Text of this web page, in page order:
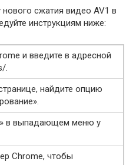
сжатия видео AV1 в
инструкциям ниже:
и введите в адресной
.
найдите опцию
в выпадающем меню у
Chrome, чтобы